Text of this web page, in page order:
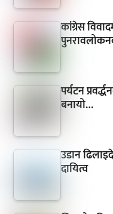
कांग्रेस
पर्यटन
बनायो…
उडान
दायित्व